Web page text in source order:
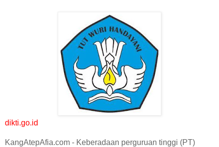
dikti.go.id
KangAtepAfia.com - Keberadaan perguruan tinggi (PT)